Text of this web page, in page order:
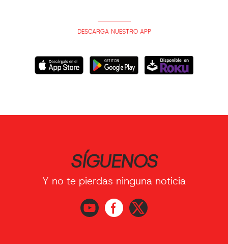
DESCARGA NUESTRO APP
SÍGUENOS
Y no te pierdas ninguna noticia